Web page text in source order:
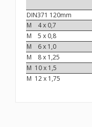
DIN371 120mm
M 4 x 0,7
M 5 x 0,8
M 6 x 1,0
M 8 x 1,25
M 10 x 1,5
M 12 x 1,75